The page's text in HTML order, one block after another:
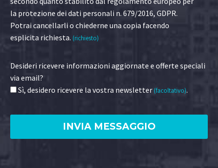
la protezione dei dati personali n. 679/2016, GDPR.
Potrai cancellarli o chiederne una copia facendo
esplicita richiesta. (richiesto)
Desideri ricevere informazioni aggiornate e offerte speciali
via email?
Sì, desidero ricevere la vostra newsletter(facoltativo).